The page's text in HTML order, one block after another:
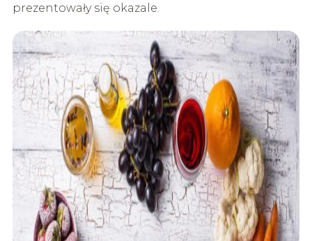
prezentowały się okazale.